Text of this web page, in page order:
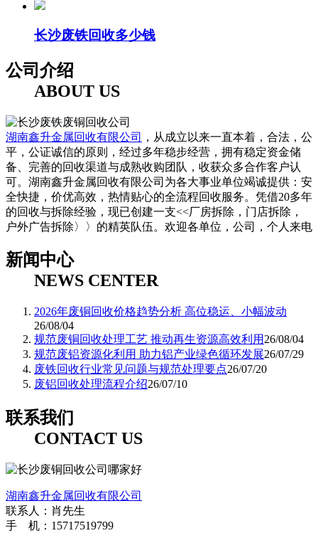
长沙废铁回收多少钱
公司介绍
ABOUT US
湖南鑫升金属回收有限公司
，从成立以来一直本着，合法，公
平，公证诚信的原则，经过多年稳步经营，拥有稳定资金储
备、完善的回收渠道与成熟收购团队，收获众多合作客户认
可。湖南鑫升金属回收有限公司为各大事业单位竭诚提供：安
全快捷，价优高效，热情贴心的全流程回收服务。凭借20多年
的回收与拆除经验，现已创建一支<<厂房拆除，门店拆除，
户外广告拆除〉〉的精英队伍。欢迎各单位，公司，个人来电
新闻中心
NEWS CENTER
2026年废铜回收价格趋势分析 高位稳运、小幅波动
26/08/04
规范废铜回收处理工艺 推动再生资源高效利用 26/08/04
规范废铝资源化利用 助力铝产业绿色循环发展26/07/29
废铁回收行业常见问题与规范处理要点26/07/20
废铝回收处理流程介绍26/07/10
联系我们
CONTACT US
湖南鑫升金属回收有限公司
联系人：肖先生
手 机：15717519799